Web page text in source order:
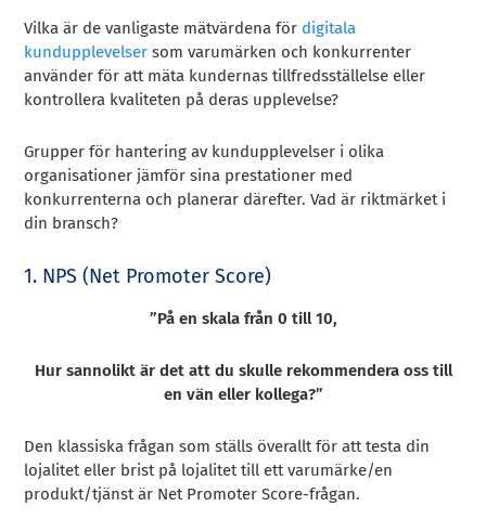
Vilka är de vanligaste mätvärdena för digitala
kundupplevelser som varumärken och konkurrenter
använder för att mäta kundernas tillfredsställelse eller
kontrollera kvaliteten på deras upplevelse?
Grupper för hantering av kundupplevelser i olika
organisationer jämför sina prestationer med
konkurrenterna och planerar därefter. Vad är riktmärket i
din bransch?
1. NPS (Net Promoter Score)
”På en skala från 0 till 10,
Hur sannolikt är det att du skulle rekommendera oss till
en vän eller kollega?”
Den klassiska frågan som ställs överallt för att testa din
lojalitet eller brist på lojalitet till ett varumärke/en
produkt/tjänst är Net Promoter Score-frågan.